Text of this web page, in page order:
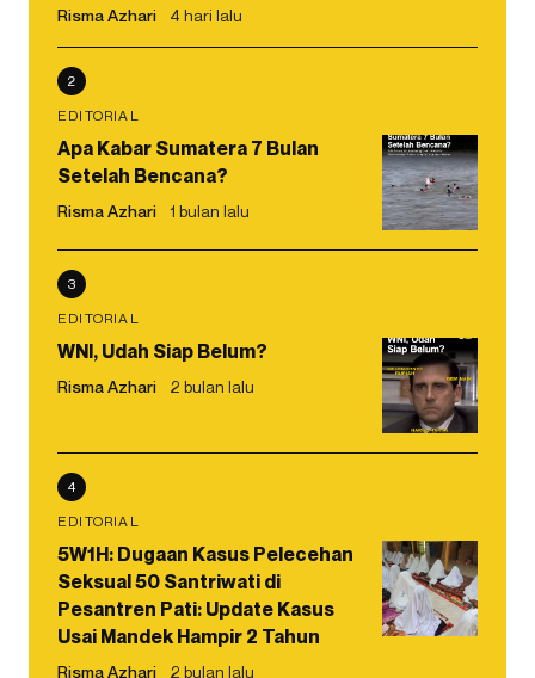
Risma Azhari 4 hari lalu
2
EDITORIAL
Apa Kabar Sumatera 7 Bulan
Setelah Bencana?
Risma Azhari 1 bulan lalu
3
EDITORIAL
WNI, Udah Siap Belum?
Risma Azhari 2 bulan lalu
4
EDITORIAL
5W1H: Dugaan Kasus Pelecehan
Seksual 50 Santriwati di
Pesantren Pati: Update Kasus
Usai Mandek Hampir 2 Tahun
Risma Azhari 2 bulan lalu